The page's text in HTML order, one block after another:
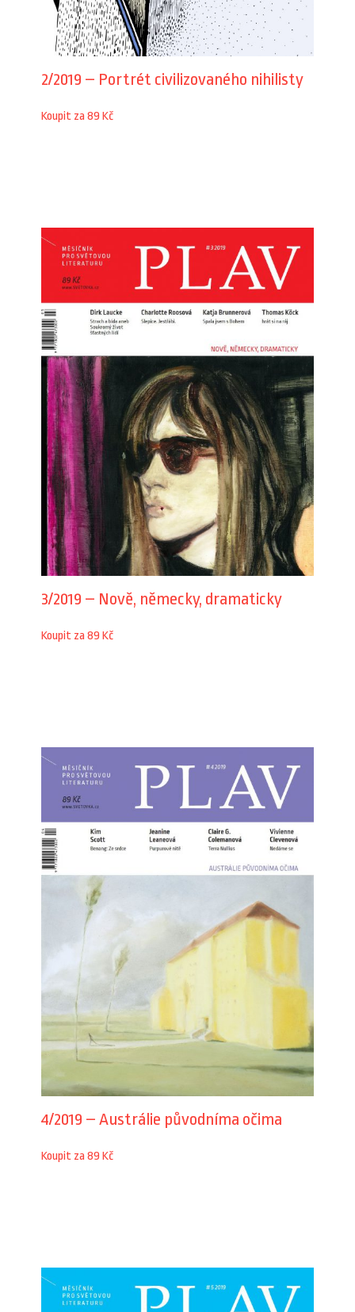
2/2019 – Portrét civilizovaného nihilisty
Koupit za 89 Kč
3/2019 – Nově, německy, dramaticky
Koupit za 89 Kč
4/2019 – Austrálie původníma očima
Koupit za 89 Kč